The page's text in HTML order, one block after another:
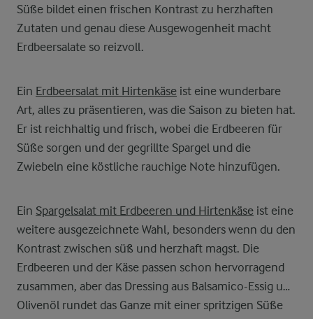
Süße bildet einen frischen Kontrast zu herzhaften
Zutaten und genau diese Ausgewogenheit macht
Erdbeersalate so reizvoll.
Ein Erdbeersalat mit Hirtenkäse ist eine wunderbare
Art, alles zu präsentieren, was die Saison zu bieten hat.
Er ist reichhaltig und frisch, wobei die Erdbeeren für
Süße sorgen und der gegrillte Spargel und die
Zwiebeln eine köstliche rauchige Note hinzufügen.
Ein Spargelsalat mit Erdbeeren und Hirtenkäse ist eine
weitere ausgezeichnete Wahl, besonders wenn du den
Kontrast zwischen süß und herzhaft magst. Die
Erdbeeren und der Käse passen schon hervorragend
zusammen, aber das Dressing aus Balsamico-Essig und
Olivenöl rundet das Ganze mit einer spritzigen Süße